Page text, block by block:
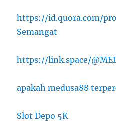
https://id.quora.com/
Semangat
https://link.space/
apakah medusa88
Slot Depo 5K